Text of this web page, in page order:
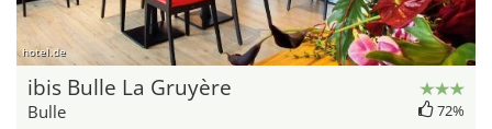
hotel.de
ibis Bulle La Gruyère
Bulle 72%